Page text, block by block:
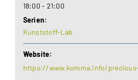
18:00 - 21:00
Serien:
Kunststoff-Lab
Website:
https://www.komma.info/